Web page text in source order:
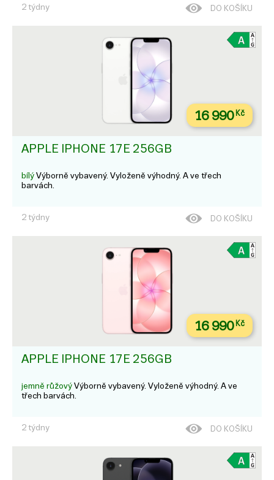
2 týdny DO KOŠÍKU
16 990Kč
APPLE IPHONE 17E 256GB
bílý Výborně vybavený. Vyloženě výhodný. A ve třech
barvách.
2 týdny DO KOŠÍKU
16 990Kč
APPLE IPHONE 17E 256GB
jemně růžový Výborně vybavený. Vyloženě výhodný. A ve
třech barvách.
2 týdny DO KOŠÍKU